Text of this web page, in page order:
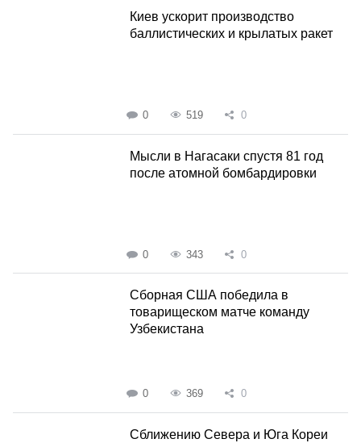
Киев ускорит производство
баллистических и крылатых ракет
0 519 0
Мысли в Нагасаки спустя 81 год
после атомной бомбардировки
0 343 0
Сборная США победила в
товарищеском матче команду
Узбекистана
0 369 0
Сближению Севера и Юга Кореи